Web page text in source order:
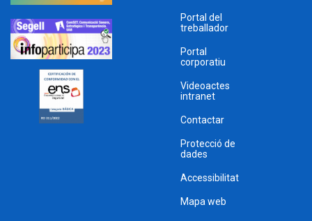
Portal del
treballador
Portal
corporatiu
Videoactes
intranet
Contactar
Protecció de
dades
Accessibilitat
Mapa web